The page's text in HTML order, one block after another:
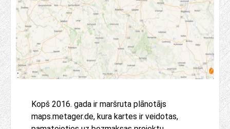
Kopš 2016. gada ir maršruta plānotājs
maps.metager.de, kura kartes ir veidotas,